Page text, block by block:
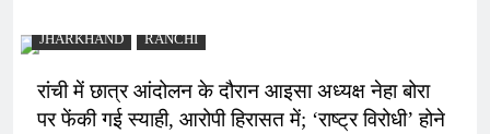
JHARKHAND RANCHI
रांची में छात्र आंदोलन के दौरान आइसा अध्यक्ष नेहा बोरा
पर फेंकी गई स्याही, आरोपी हिरासत में; ‘राष्ट्र विरोधी’ होने